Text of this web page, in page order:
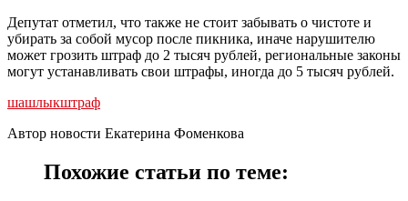
Депутат отметил, что также не стоит забывать о чистоте и
убирать за собой мусор после пикника, иначе нарушителю
может грозить штраф до 2 тысяч рублей, региональные законы
могут устанавливать свои штрафы, иногда до 5 тысяч рублей.
шашлыкштраф
Автор новости Екатерина Фоменкова
Похожие статьи по теме: